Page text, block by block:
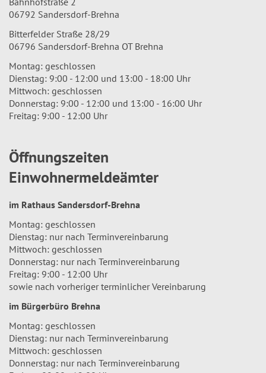
06792 Sandersdorf-Brehna
Bitterfelder Straße 28/29
06796 Sandersdorf-Brehna OT Brehna
Montag: geschlossen
Dienstag: 9:00 - 12:00 und 13:00 - 18:00 Uhr
Mittwoch: geschlossen
Donnerstag: 9:00 - 12:00 und 13:00 - 16:00 Uhr
Freitag: 9:00 - 12:00 Uhr
Öffnungszeiten
Einwohnermeldeämter
im Rathaus Sandersdorf-Brehna
Montag: geschlossen
Dienstag: nur nach Terminvereinbarung
Mittwoch: geschlossen
Donnerstag: nur nach Terminvereinbarung
Freitag: 9:00 - 12:00 Uhr
sowie nach vorheriger terminlicher Vereinbarung
im Bürgerbüro Brehna
Montag: geschlossen
Dienstag: nur nach Terminvereinbarung
Mittwoch: geschlossen
Donnerstag: nur nach Terminvereinbarung